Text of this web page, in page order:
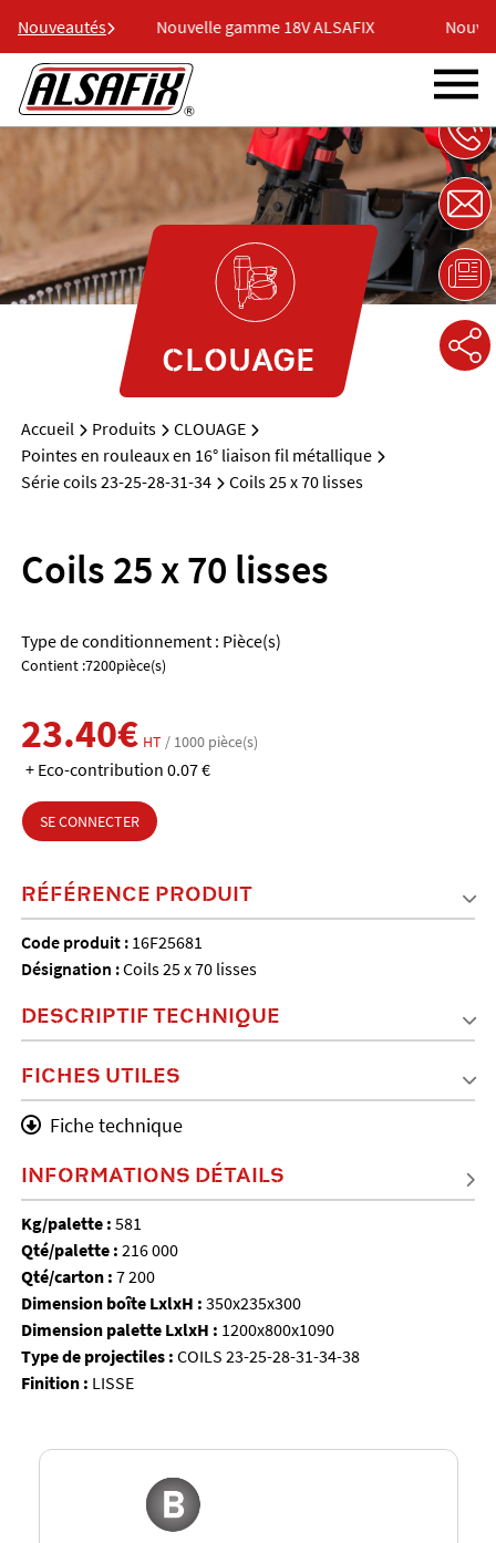
Nouveautés
ALSAFIX Nouvelle gamme 18V ALSAFIX
CLOUAGE
Accueil Produits
CLOUAGE
Pointes en rouleaux en 16° liaison fil métallique
Série coils 23-25-28-31-34
Coils 25 x 70 lisses
Coils 25 x 70 lisses
Type de conditionnement : Pièce(s)
Contient :7200pièce(s)
23.40€ HT / 1000 pièce(s)
+ Eco-contribution 0.07 €
SE CONNECTER
RÉFÉRENCE PRODUIT
Code produit : 16F25681
Désignation :Coils 25 x 70 lisses
DESCRIPTIF TECHNIQUE
FICHES UTILES
Fiche technique
INFORMATIONS DÉTAILS
Kg/palette : 581
Qté/palette : 216 000
Qté/carton : 7 200
Dimension boîte LxlxH : 350x235x300
Dimension palette LxlxH : 1200x800x1090
Type de projectiles : COILS 23-25-28-31-34-38
Finition : LISSE